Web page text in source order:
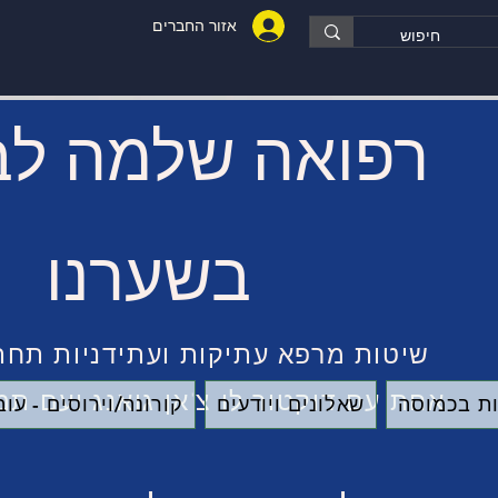
אזור החברים
רפואה שלמה
בשערנו
שיטות מרפא עתיקות ועתידניות
אחת עם דוקטור לו צ'אן גואנג ועם
בכמוסה שאלונים ויודעים קורונה/וירוסים -